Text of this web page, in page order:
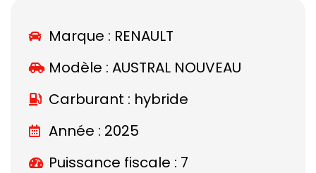
Marque : RENAULT
Modèle : AUSTRAL NOUVEAU
Carburant : hybride
Année : 2025
Puissance fiscale : 7